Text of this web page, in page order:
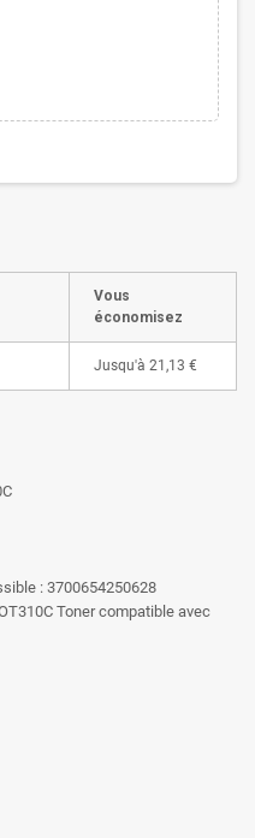
Vous
économisez
Jusqu'à 21,13 €
: 3700654250628
Toner compatible avec